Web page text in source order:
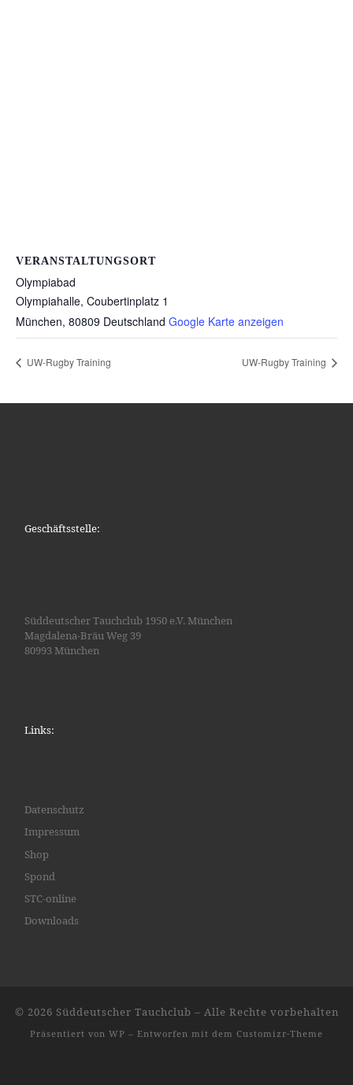
VERANSTALTUNGSORT
Olympiabad
Olympiahalle, Coubertinplatz 1
München, 80809 Deutschland Google Karte anzeigen
UW-Rugby Training UW-Rugby Training
Geschäftsstelle:
Süddeutscher Tauchclub 1950 e.V. München
Magdalena-Bräu Weg 39
80993 München
Links:
Datenschutz
Impressum
Shop
Spond
STC-online
Downloads
© 2026 Süddeutscher Tauchclub – Alle Rechte vorbehalten
Präsentiert von WP – Entworfen mit dem Customizr-Theme